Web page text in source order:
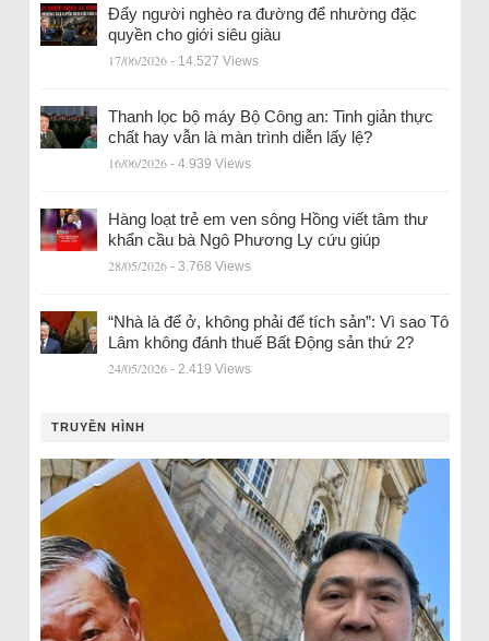
Đẩy người nghèo ra đường để nhường đặc
quyền cho giới siêu giàu
17/06/2026 - 14.527 Views
Thanh lọc bộ máy Bộ Công an: Tinh giản thực
chất hay vẫn là màn trình diễn lấy lệ?
16/06/2026 - 4.939 Views
Hàng loạt trẻ em ven sông Hồng viết tâm thư
khẩn cầu bà Ngô Phương Ly cứu giúp
28/05/2026 - 3.768 Views
“Nhà là để ở, không phải để tích sản”: Vì sao Tô
Lâm không đánh thuế Bất Động sản thứ 2?
24/05/2026 - 2.419 Views
TRUYỀN HÌNH